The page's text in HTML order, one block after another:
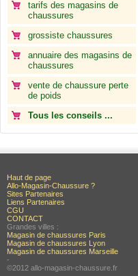
tarifs des magasins de
chaussures
grossiste chaussures
annuaire des magasins de
chaussures
vente de chaussure perte
de poids
Tous les conseils ...
Haut de page
Allo-Magasin-Chaussure ?
Sites Partenaires
Liens Partenaires
CGU
CONTACT
Grandes villes :
Magasin de chaussures Paris
Magasin de chaussures Lyon
Magasin de chaussures Marseille
-
©2012 allo-magasin-chaussure.fr